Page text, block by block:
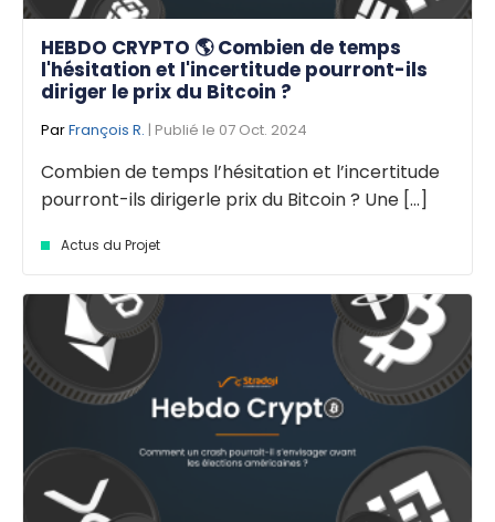
HEBDO CRYPTO 🌎 Combien de temps
l'hésitation et l'incertitude pourront-ils
diriger le prix du Bitcoin ?
ParFrançois R. | Publié le 07 Oct. 2024
Combien de temps l’hésitation et l’incertitude
pourront-ils dirigerle prix du Bitcoin ? Une [...]
Actus du Projet